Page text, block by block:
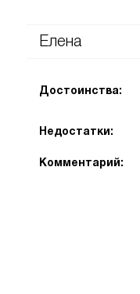
Елена
Достоинства:
Недостатки:
Комментарий: